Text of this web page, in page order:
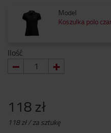
Model
Koszulka polo
Ilość
118 zł
118 zł / za sztukę